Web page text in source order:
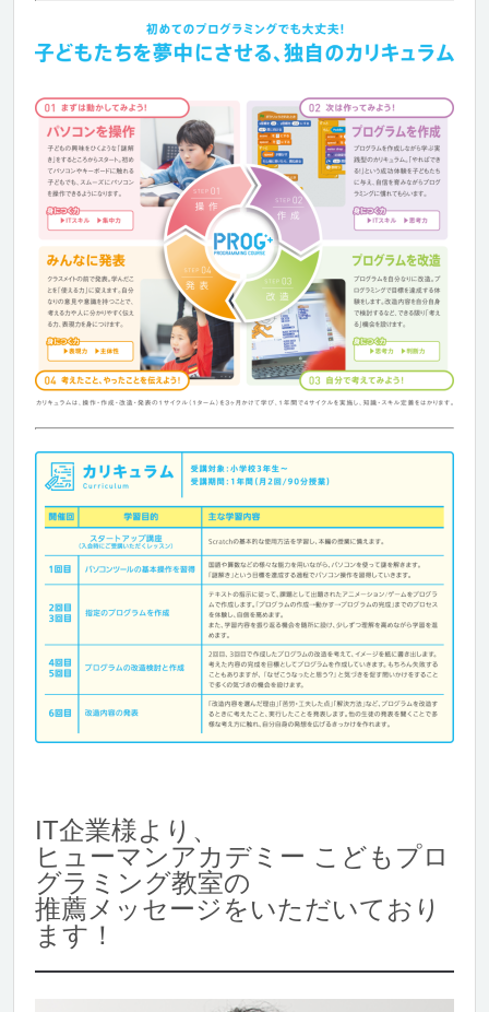
IT企業様より、
ヒューマンアカデミー こどもプロ
グラミング教室の
推薦メッセージをいただいており
ます！